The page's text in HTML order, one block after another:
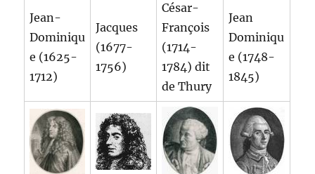
Jean-
Dominiqu
e (1625-
1712)
Jacques
(1677-
1756)
César-
François
(1714-
1784) dit
de Thury
Jean
Dominiqu
e (1748-
1845)